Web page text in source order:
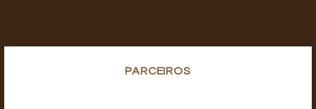
PARCEIROS